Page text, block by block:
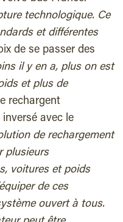
technologique. Ce
et différentes
de se passer des
il y en a, plus on est
et plus de
rechargent
avec le
de rechargement
plusieurs
voitures et poids
de ces
ouvert à tous.